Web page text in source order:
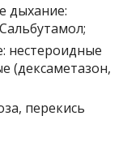
дыхание:
нестероидные
(дексаметазон,
перекись